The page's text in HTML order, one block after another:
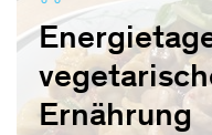
Ernährung